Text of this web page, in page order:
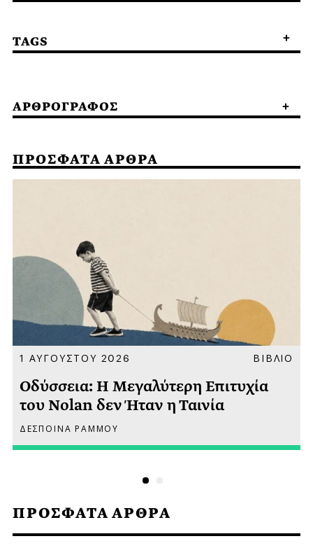
ΠΡΟΣΦΑΤΑ ΑΡΘΡΑ
TAGS
ΑΡΘΡΟΓΡΑΦΟΣ
ΠΡΟΣΦΑΤΑ ΑΡΘΡΑ
1 ΑΥΓΟΥΣΤΟΥ 2026 ΒΙΒΛΙΟ
Οδύσσεια: Η Μεγαλύτερη Επιτυχία
του Nolan δεν Ήταν η Ταινία
ΔΕΣΠΟΙΝΑ ΡΑΜΜΟΥ